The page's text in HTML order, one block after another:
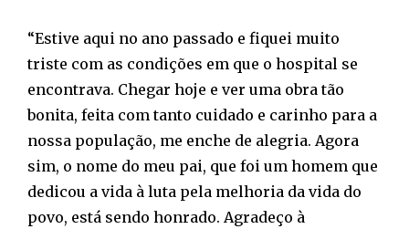
“Estive aqui no ano passado e fiquei muito
triste com as condições em que o hospital se
encontrava. Chegar hoje e ver uma obra tão
bonita, feita com tanto cuidado e carinho para a
nossa população, me enche de alegria. Agora
sim, o nome do meu pai, que foi um homem que
dedicou a vida à luta pela melhoria da vida do
povo, está sendo honrado. Agradeço à